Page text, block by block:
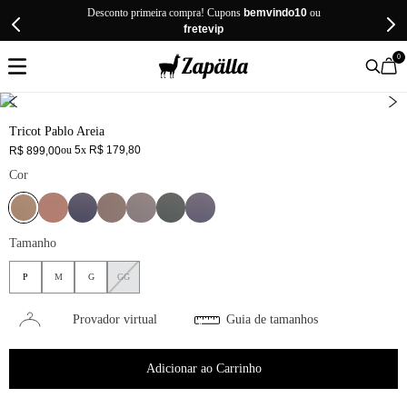
Desconto primeira compra! Cupons bemvindo10ou
fretevip
0
Tricot Pablo Areia
R$ 899,00ou 5x R$ 179,80
Cor
Tamanho
P M G GG
Provador virtual Guia de tamanhos
Adicionar ao Carrinho